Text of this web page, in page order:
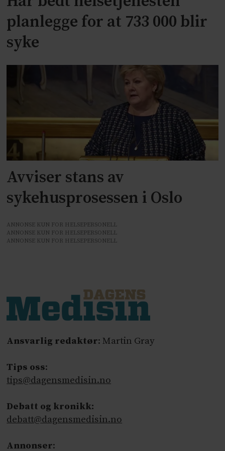
planlegge for at 733 000 blir
syke
Avviser stans av
sykehusprosessen i Oslo
ANNONSE KUN FOR HELSEPERSONELL
ANNONSE KUN FOR HELSEPERSONELL
ANNONSE KUN FOR HELSEPERSONELL
Ansvarlig redaktør: Martin Gray
Tips oss:
tips@dagensmedisin.no
Debatt og kronikk:
debatt@dagensmedisin.no
Annonser: